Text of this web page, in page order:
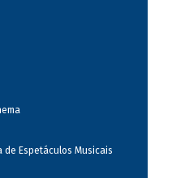
de Espetáculos Musicais